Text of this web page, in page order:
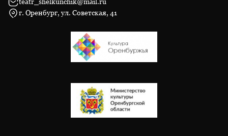
г. Оренбург, ул. Советская, 41